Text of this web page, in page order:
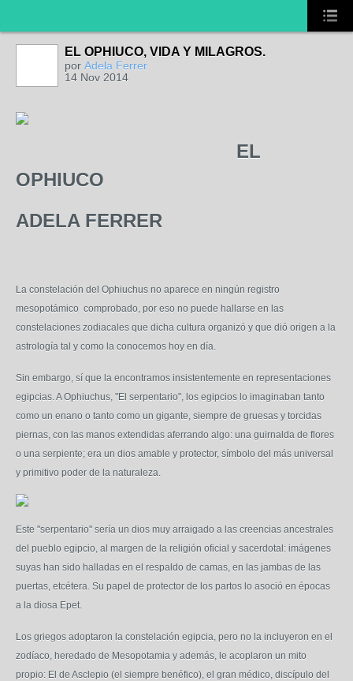
EL OPHIUCO, VIDA Y MILAGROS.
por Adela Ferrer
14 Nov 2014
EL
OPHIUCO
ADELA FERRER
La constelación del Ophiuchus no aparece en ningún registro
mesopotámico comprobado, por eso no puede hallarse en las
constelaciones zodiacales que dicha cultura organizó y que dió origen a la
astrología tal y como la conocemos hoy en día.
Sin embargo, sí que la encontramos insistentemente en representaciones
egipcias. A Ophiuchus, "El serpentario", los egipcios lo imaginaban tanto
como un enano o tanto como un gigante, siempre de gruesas y torcidas
piernas, con las manos extendidas aferrando algo: una guirnalda de flores
o una serpiente; era un dios amable y protector, símbolo del más universal
y primitivo poder de la naturaleza.
Este "serpentario" sería un dios muy arraigado a las creencias ancestrales
del pueblo egipcio, al margen de la religión oficial y sacerdotal: imágenes
suyas han sido halladas en el respaldo de camas, en las jambas de las
puertas, etcétera. Su papel de protector de los partos lo asoció en épocas
a la diosa Epet.
Los griegos adoptaron la constelación egipcia, pero no la incluyeron en el
zodíaco, heredado de Mesopotamia y además, le acoplaron un mito
propio: El de Asclepio (el siempre benéfico), el gran médico, discípulo del